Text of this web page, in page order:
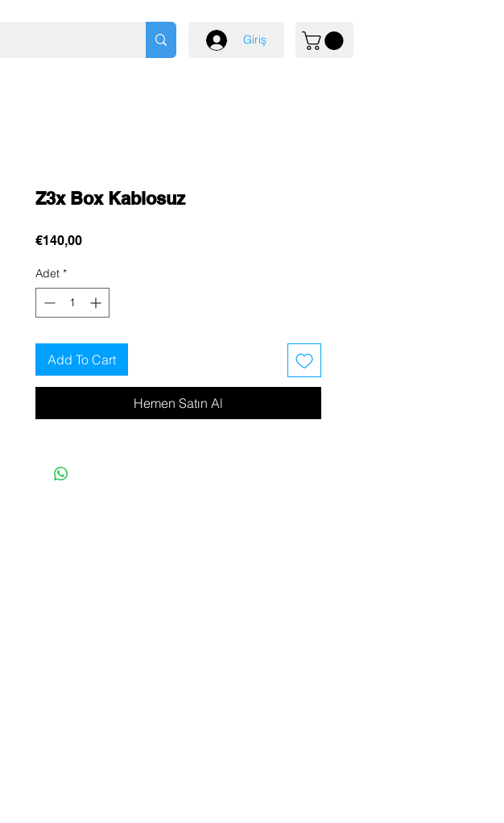
Giriş
Z3x Box Kablosuz
€140,00Fiyat
Adet *
Add To Cart
Hemen Satın Al